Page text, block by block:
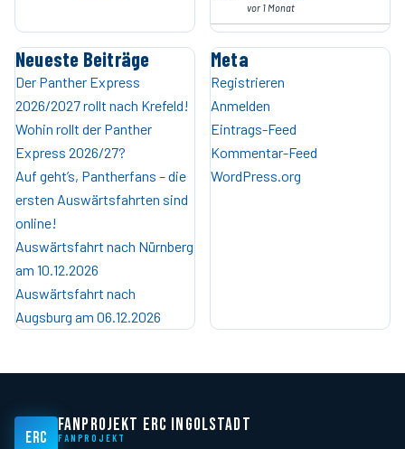
vor 1 Monat
Neueste Beiträge
Der Panther Express
2026/2027 rollt nach Krefeld!
Wohin rollt der Panther
Express 2026/27?
Auf geht’s, Pantherfans – die
ersten Auswärtsfahrten sind
online!
Auswärtsfahrt nach Nürnberg
am 10.12.2026
Auswärtsfahrt nach
Augsburg am 06.12.2026
Meta
Registrieren
Anmelden
Eintrags-Feed
Kommentar-Feed
WordPress.org
ERC
FANPROJEKT ERC INGOLSTADT
FANPROJEKT